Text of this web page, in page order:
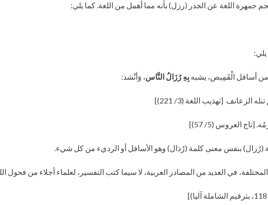
جمهرة اللغة عن الجذر (رزل) بأنه مما أهمل من اللغة. كما يلي:
بِهِ رُزَالُ النَّاس، وَأنْشد:
[تهذيب اللغة (3/ 221)]
[تاج العروس (5/ 57)]
(رُزال) بنفس معنى كلمة (رُذال) وهو الأسافل أو الرديء من كل شيء.
في العديد من المصادر العربية، لا سيما كتب التفسير، لعلماء أجلاء من فحول